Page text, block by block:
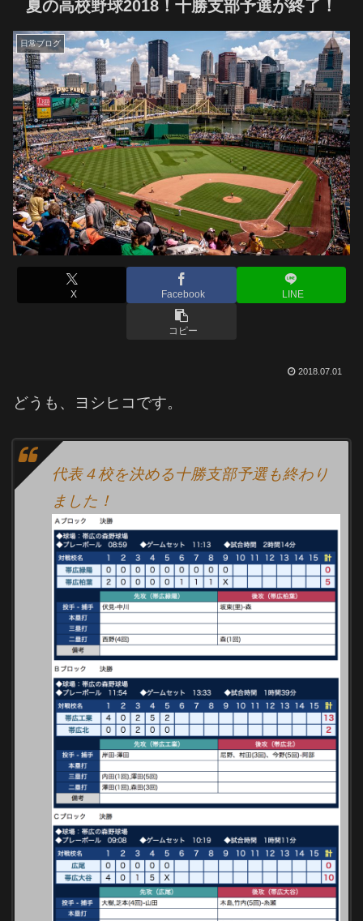
夏の高校野球2018！十勝支部予選が終了！
日常ブログ
X Facebook LINE
コピー
2018.07.01
どうも、ヨシヒコです。
代表４校を決める十勝支部予選も終わり
ました！